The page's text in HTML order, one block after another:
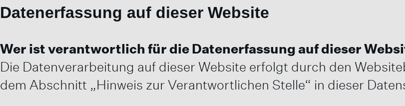
Datenerfassung auf dieser Website
Wer ist verantwortlich für die Datenerfassung auf dieser
Die Datenverarbeitung auf dieser Website erfolgt durch den
dem Abschnitt „Hinweis zur Verantwortlichen Stelle“ in dieser